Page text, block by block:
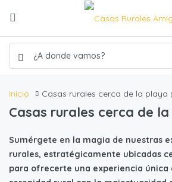
Inicio Casas rurales cerca de la playa
Casas rurales cerca de
Sumérgete en la magia de nuestras
rurales, estratégicamente ubicadas
para ofrecerte una experiencia única